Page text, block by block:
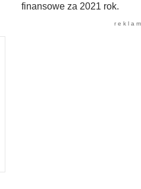
finansowe za 2021 rok.
r e k l a